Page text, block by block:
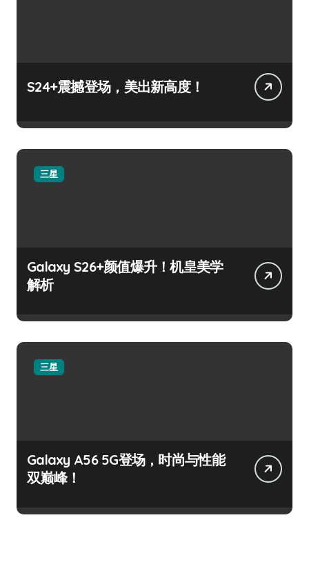
S24+震撼登场，美出新高度！
三星
Galaxy S26+颜值爆升！机皇美学
解析
三星
Galaxy A56 5G登场，时尚与性能
双巅峰！